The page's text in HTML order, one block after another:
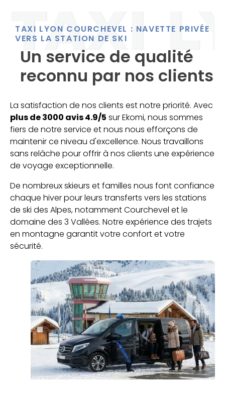
TAXI LYON COURCHEVEL : NAVETTE PRIVÉE
VERS LA STATION DE SKI
Un service de qualité
reconnu par nos clients
La satisfaction de nos clients est notre priorité. Avec
plus de 3000 avis 4.9/5 sur Ekomi, nous sommes
fiers de notre service et nous nous efforçons de
maintenir ce niveau d'excellence. Nous travaillons
sans relâche pour offrir à nos clients une expérience
de voyage exceptionnelle.
De nombreux skieurs et familles nous font confiance
chaque hiver pour leurs transferts vers les stations
de ski des Alpes, notamment Courchevel et le
domaine des 3 Vallées. Notre expérience des trajets
en montagne garantit votre confort et votre
sécurité.